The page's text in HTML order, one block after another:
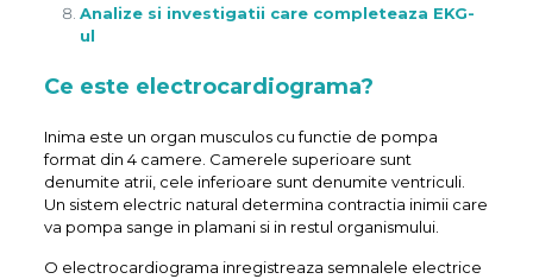
Analize si investigatii care completeaza EKG-
ul
Ce este electrocardiograma?
Inima este un organ musculos cu functie de pompa
format din 4 camere. Camerele superioare sunt
denumite atrii, cele inferioare sunt denumite ventriculi.
Un sistem electric natural determina contractia inimii care
va pompa sange in plamani si in restul organismului.
O electrocardiograma inregistreaza semnalele electrice